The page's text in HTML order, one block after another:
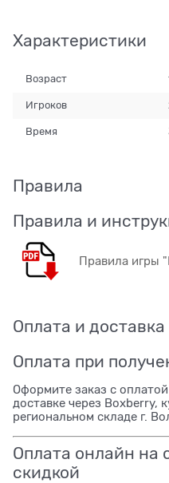
Характеристики
Возраст
Игроков
Время
Правила
Правила и
Правила игры
Оплата и доставка
Оплата при
Оформите заказ с
доставке через Boxberry,
региональном складе г.
Оплата онлайн на
скидкой